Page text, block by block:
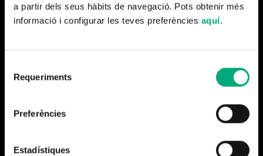
a partir dels seus hàbits de navegació. Pots obtenir més
informació i configurar les teves preferències aquí.
Requeriments
Preferències
Estadístiques
Llegeix-ne més
minoriaabsoluta@minoriaabsoluta.com